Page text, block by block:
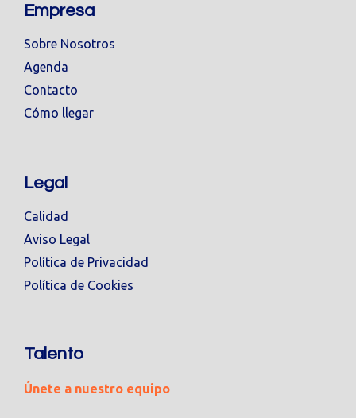
Empresa
Sobre Nosotros
Agenda
Contacto
Cómo llegar
Legal
Calidad
Aviso Legal
Política de Privacidad
Política de Cookies
Talento
Únete a nuestro equipo